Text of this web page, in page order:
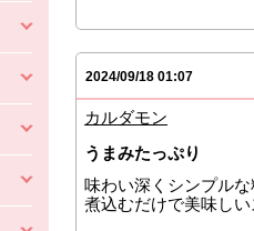
2024/09/18 01:07
カルダモン
うまみたっぷり
味わい深くシンプル
煮込むだけで美味しい